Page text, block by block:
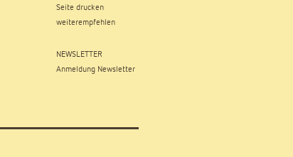
Seite drucken
weiterempfehlen
NEWSLETTER
Anmeldung Newsletter